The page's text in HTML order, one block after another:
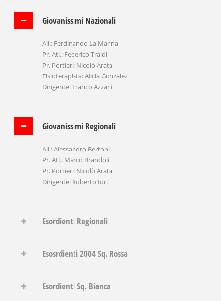
Giovanissimi Nazionali
All.: Ferdinando La Manna
Pr. Atl.: Federico Traldi
Pr. Portieri: Nicolò Arata
Fisioterapista: Alicia Gonzalez
Dirigente: Franco Azzani
Giovanissimi Regionali
All.: Alessandro Bertoni
Pr. Atl.: Marco Brandoli
Pr. Portieri: Nicolò Arata
Dirigente: Roberto Iori
Esordienti Regionali
Esosrdienti 2004 Sq. Rossa
Esordienti Sq. Bianca